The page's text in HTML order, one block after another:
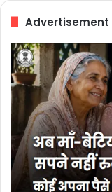
Advertisement